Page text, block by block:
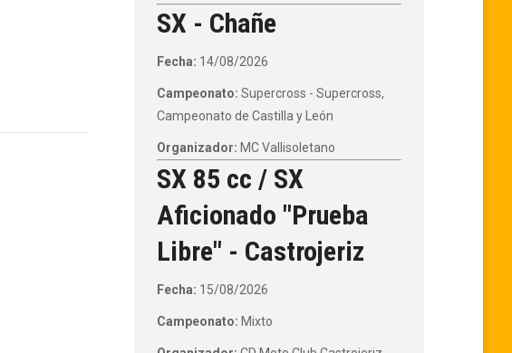
SX - Chañe
Fecha: 14/08/2026
Campeonato: Supercross - Supercross,
Campeonato de Castilla y León
Organizador: MC Vallisoletano
SX 85 cc / SX
Aficionado "Prueba
Libre" - Castrojeriz
Fecha: 15/08/2026
Campeonato: Mixto